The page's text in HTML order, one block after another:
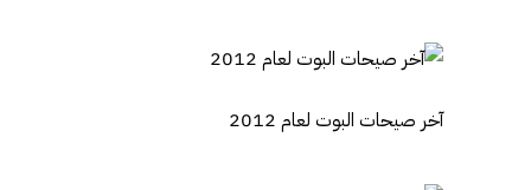
آخر صيحات البوت لعام 2012